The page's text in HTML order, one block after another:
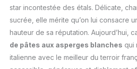
star incontestée des étals. Délicate,
sucrée, elle mérite qu’on lui consacre
hauteur de sa réputation. Aujourd’hui,
de pâtes aux asperges blanches qui
italienne avec le meilleur du terroir